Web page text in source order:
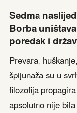
Sedma
Borba
poredak i
Prevara,
špijunaža su u
filozofija
apsolutno nije